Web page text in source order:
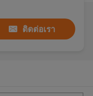
ติดต่อเรา